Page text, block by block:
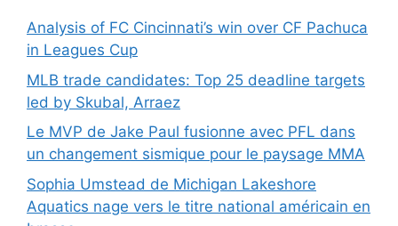
Analysis of FC Cincinnati’s win over CF Pachuca
in Leagues Cup
MLB trade candidates: Top 25 deadline targets
led by Skubal, Arraez
Le MVP de Jake Paul fusionne avec PFL dans
un changement sismique pour le paysage MMA
Sophia Umstead de Michigan Lakeshore
Aquatics nage vers le titre national américain en